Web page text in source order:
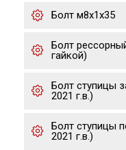
Болт м8х1х35
Болт
гайкой)
Болт ступицы
2021 г.в.)
Болт ступицы
2021 г.в.)